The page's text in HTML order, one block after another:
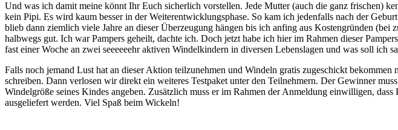
Und was ich damit meine könnt Ihr Euch sicherlich vorstellen. Jede Mutter (auch die ganz frischen)
kein Pipi. Es wird kaum besser in der Weiterentwicklungsphase. So kam ich jedenfalls nach der
blieb dann ziemlich viele Jahre an dieser Überzeugung hängen bis ich anfing aus Kostengründen
halbwegs gut. Ich war Pampers geheilt, dachte ich. Doch jetzt habe ich hier im Rahmen dieser
fast einer Woche an zwei seeeeeehr aktiven Windelkindern in diversen Lebenslagen und was soll ich
Falls noch jemand Lust hat an dieser Aktion teilzunehmen und Windeln gratis zugeschickt bekommen
schreiben. Dann verlosen wir direkt ein weiteres Testpaket unter den Teilnehmern. Der Gewinner
Windelgröße seines Kindes angeben. Zusätzlich muss er im Rahmen der Anmeldung einwilligen,
ausgeliefert werden. Viel Spaß beim Wickeln!